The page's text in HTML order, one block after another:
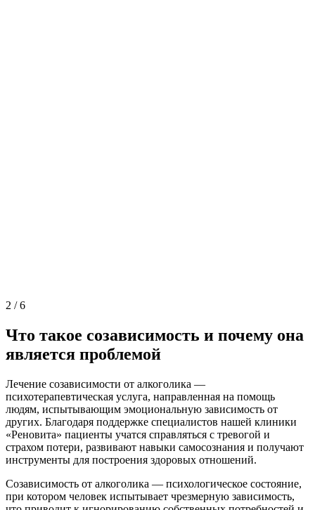
2 /6
Что такое созависимость и почему она
является проблемой
Лечение созависимости от алкоголика —
психотерапевтическая услуга, направленная на помощь
людям, испытывающим эмоциональную зависимость от
других. Благодаря поддержке специалистов нашей клиники
«Реновита» пациенты учатся справляться с тревогой и
страхом потери, развивают навыки самосознания и получают
инструменты для построения здоровых отношений.
Созависимость от алкоголика — психологическое состояние,
при котором человек испытывает чрезмерную зависимость,